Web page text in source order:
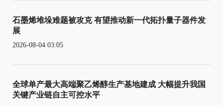
石墨烯堆垛难题被攻克 有望推动新一代拓扑量子器件发
展
2026-08-04 03:05
全球单产最大高端聚乙烯醇生产基地建成 大幅提升我国
关键产业链自主可控水平